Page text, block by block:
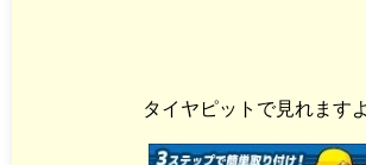
タイヤピットで見れます